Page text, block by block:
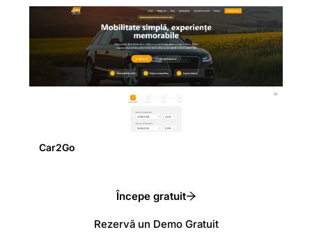
Car2Go
Începe gratuit
Rezervă un Demo Gratuit